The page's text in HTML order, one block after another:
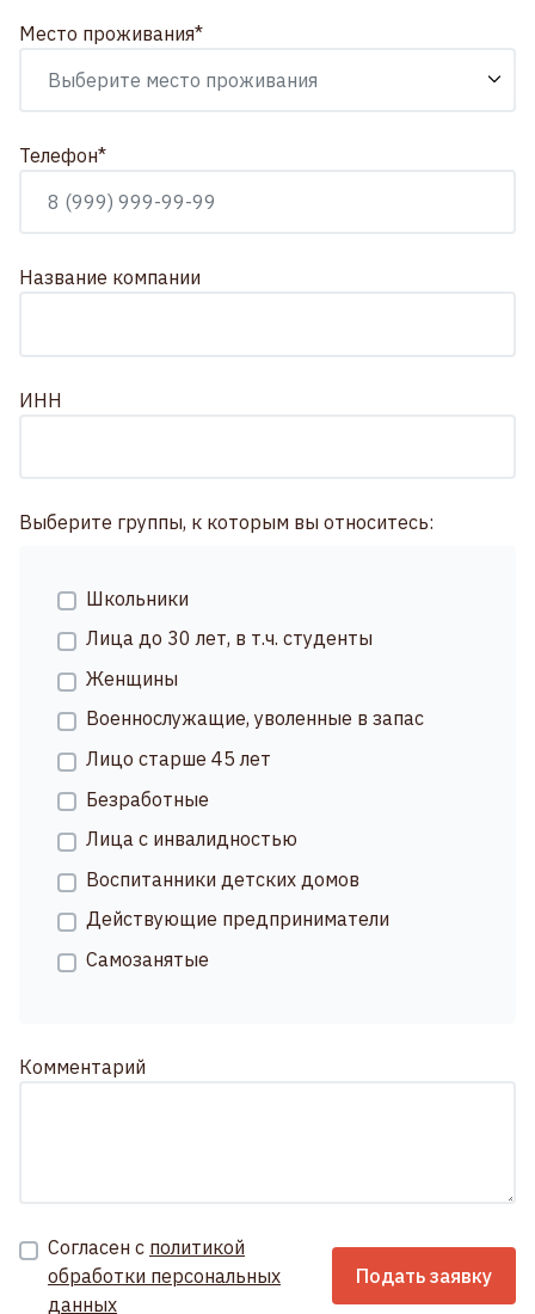
Место проживания*
Телефон*
Название компании
ИНН
Выберите группы, к которым вы относитесь:
Школьники
Лица до 30 лет, в т.ч. студенты
Женщины
Военнослужащие, уволенные в запас
Лицо старше 45 лет
Безработные
Лица с инвалидностью
Воспитанники детских домов
Действующие предприниматели
Самозанятые
Комментарий
Согласен с политикой
обработки персональных
данных
Подать заявку